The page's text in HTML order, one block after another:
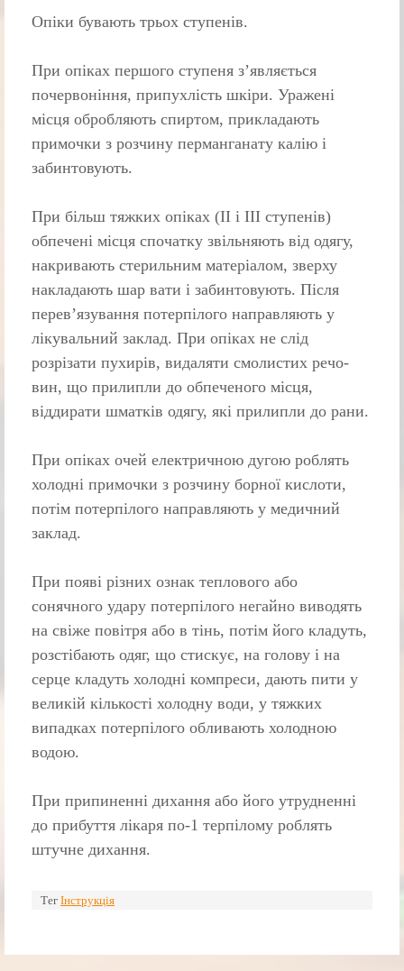
Опіки бувають трьох ступенів.
При опіках першого ступеня з’являєть­ся
почервоніння, припухлість шкіри. Уражені
місця обробляють спиртом, прикладають
примочки з розчину перманганату калію і
забинтовують.
При більш тяжких опіках (II і III ступенів)
обпечені місця спочатку звільняють від одягу,
накривають стерильним матеріалом, зверху
накладають шар вати і забинтовують. Після
перев’язування потерпілого направляють у
лікуваль­ний заклад. При опіках не слід
розрізати пухирів, видаляти смолистих речо­
вин, що прилипли до обпеченого місця,
віддирати шматків одягу, які при­липли до рани.
При опіках очей електричною дугою роблять
холодні примочки з роз­чину борної кислоти,
потім потерпілого направляють у медичний
заклад.
При появі різних ознак теплового або
сонячного удару потерпілого негайно виводять
на свіже повітря або в тінь, потім його кладуть,
розстіба­ють одяг, що стискує, на голову і на
серце кладуть холодні компреси, дають пити у
великій кількості холодну води, у тяжких
випадках потерпілого об­ливають холодною
водою.
При припиненні дихання або його утрудненні
до прибуття лікаря по-1 терпілому роблять
штучне дихання.
Тег Інструкція